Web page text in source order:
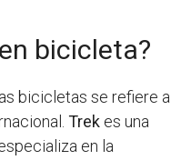
bicicleta?
bicicletas se refiere a
Trek es una
en la